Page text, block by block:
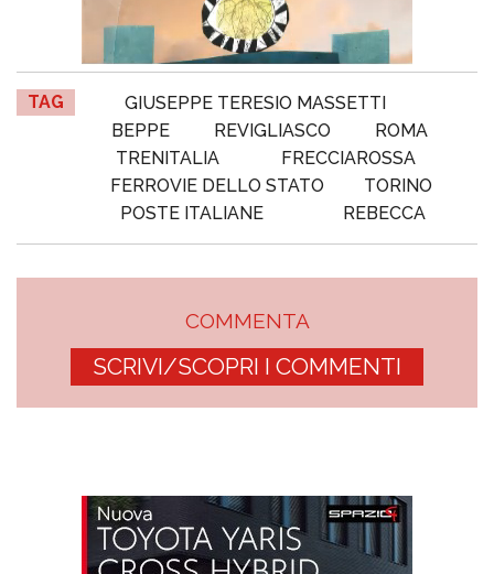
TAG
GIUSEPPE TERESIO MASSETTI
BEPPE
REVIGLIASCO
ROMA
TRENITALIA
FRECCIAROSSA
FERROVIE DELLO STATO
TORINO
POSTE ITALIANE
REBECCA
COMMENTA
SCRIVI/SCOPRI I COMMENTI